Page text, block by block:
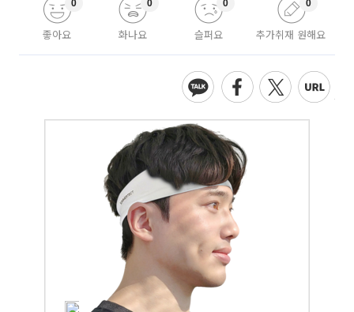
좋아요
0
화나요
0
슬퍼요
0
추가취재 원해요
0